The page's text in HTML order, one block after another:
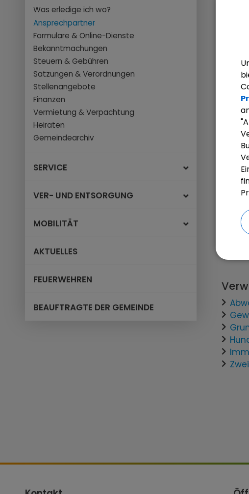
Was erledige ich wo?
Ansprechpartner
Formulare & Online-Dienste
Bekanntmachungen
Steuern & Gebühren
Satzungen & Verordnungen
Stellenangebote
Finanzen
Vermietung & Verpachtung
Heiraten
Gemeindearchiv
SERVICE
VER- UND ENTSORGUNG
MOBILITÄT
AKTUELLES
FEUERWEHREN
BEAUFTRAGTE DER GEMEINDE
E-